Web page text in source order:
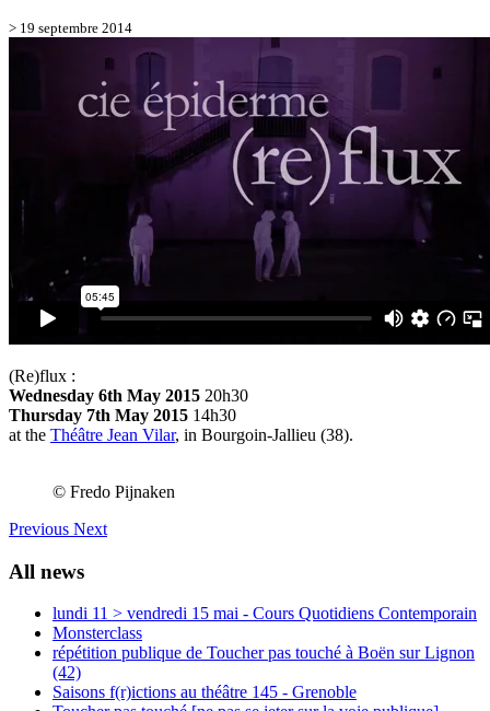
> 19 septembre 2014
(Re)flux :
Wednesday 6th May 2015 20h30
Thursday 7th May 2015 14h30
at the Théâtre Jean Vilar, in Bourgoin-Jallieu (38).
© Fredo Pijnaken
Previous Next
All news
lundi 11 > vendredi 15 mai - Cours Quotidiens Contemporain
Monsterclass
répétition publique de Toucher pas touché à Boën sur Lignon
(42)
Saisons f(r)ictions au théâtre 145 - Grenoble